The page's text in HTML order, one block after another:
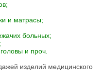
и матрасы;
больных;
и проч.
изделий медицинского